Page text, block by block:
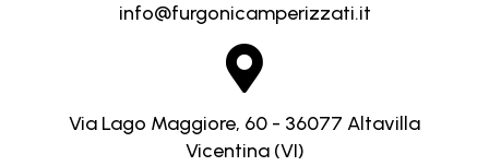
info@furgonicamperizzati.it
Via Lago Maggiore, 60 - 36077 Altavilla
Vicentina (VI)